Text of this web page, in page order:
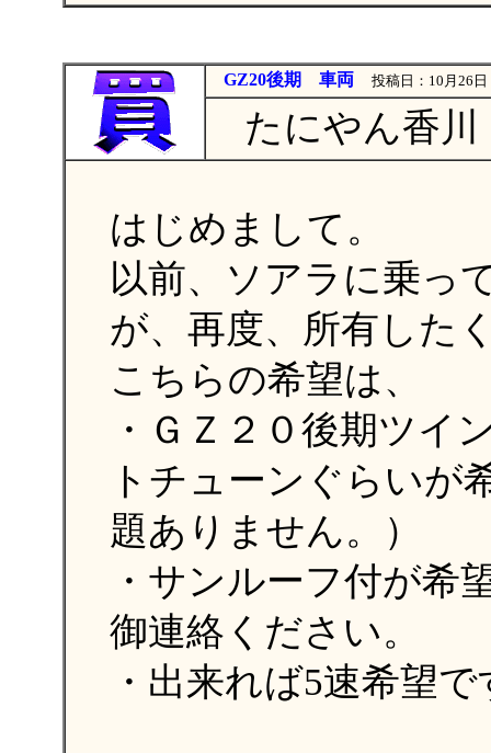
GZ20後期 車両 投稿日：10月26日
たにやん香川
はじめまして。
以前、ソアラに乗っ
が、再度、所有した
こちらの希望は、
・ＧＺ２０後期ツイ
トチューンぐらいが
題ありません。）
・サンルーフ付が希
御連絡ください。
・出来れば5速希望